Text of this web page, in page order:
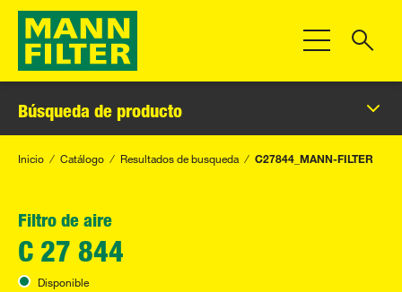
Toggle
Búsqueda de producto
Inicio Catálogo Resultados de busqueda C27844_MANN-FILTER
Filtro de aire
C 27 844
Disponible